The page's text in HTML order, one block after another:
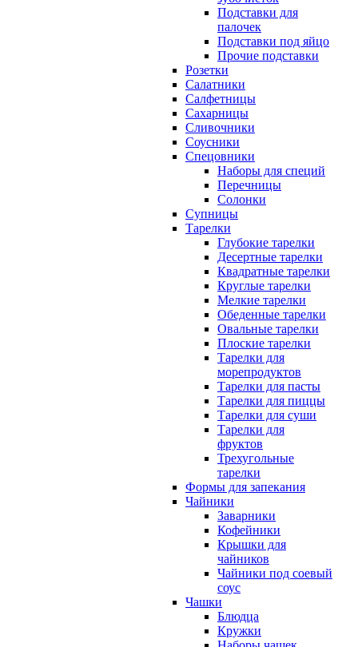
Подставки для
палочек
Подставки под яйцо
Прочие подставки
Розетки
Салатники
Салфетницы
Сахарницы
Сливочники
Соусники
Спецовники
Наборы для специй
Перечницы
Солонки
Супницы
Тарелки
Глубокие тарелки
Десертные тарелки
Квадратные тарелки
Круглые тарелки
Мелкие тарелки
Обеденные тарелки
Овальные тарелки
Плоские тарелки
Тарелки для
морепродуктов
Тарелки для пасты
Тарелки для пиццы
Тарелки для суши
Тарелки для
фруктов
Трехугольные
тарелки
Формы для запекания
Чайники
Заварники
Кофейники
Крышки для
чайников
Чайники под соевый
соус
Чашки
Блюдца
Кружки